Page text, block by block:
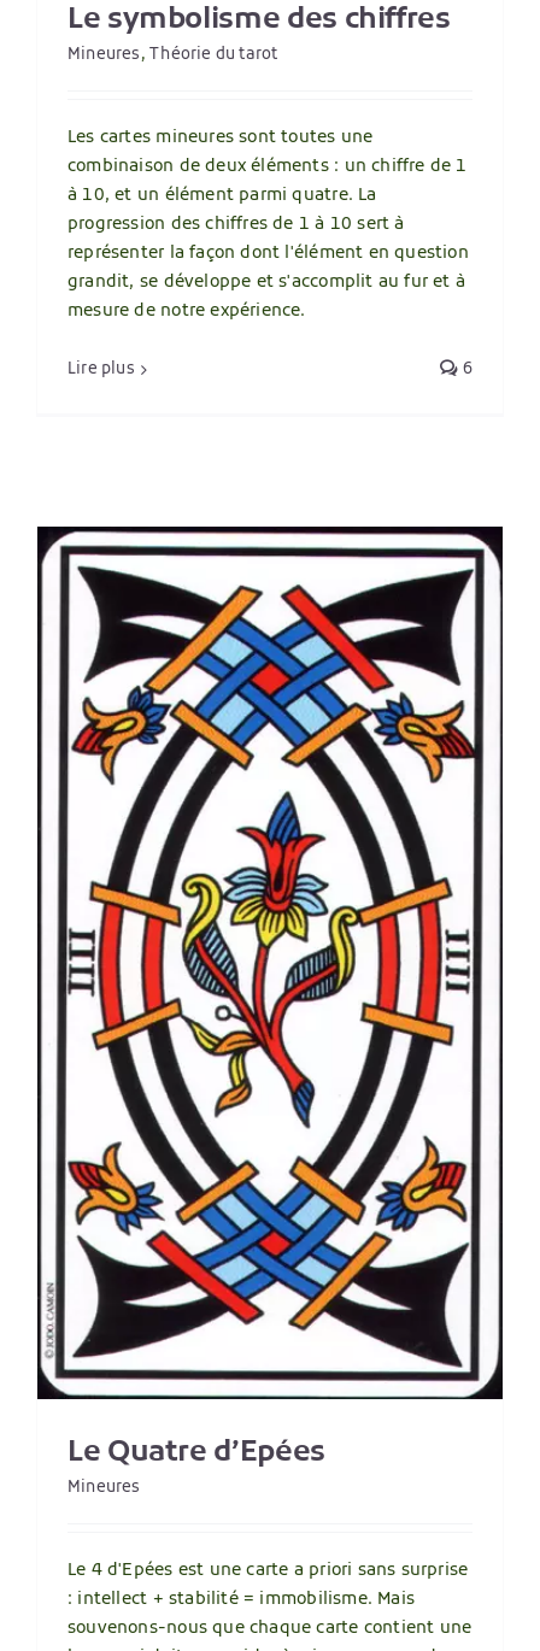
Le symbolisme des chiffres
Mineures,Théorie du tarot
Les cartes mineures sont toutes une
combinaison de deux éléments : un chiffre de 1
à 10, et un élément parmi quatre. La
progression des chiffres de 1 à 10 sert à
représenter la façon dont l'élément en question
grandit, se développe et s'accomplit au fur et à
mesure de notre expérience.
Lire plus 6
Le Quatre d’Epées
Mineures
Le 4 d'Epées est une carte a priori sans surprise
: intellect + stabilité = immobilisme. Mais
souvenons-nous que chaque carte contient une